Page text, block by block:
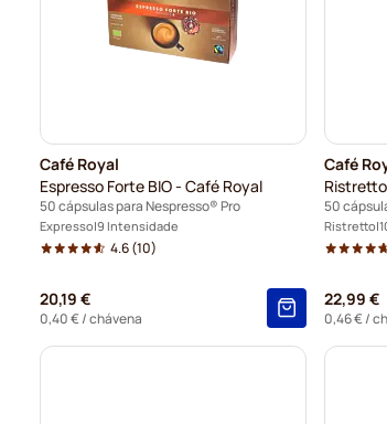
Café Royal
Espresso Forte BIO - Café Royal
50 cápsulas para Nespresso® Pro
Expresso 9 Intensidade
4.6(10)
20,19 €
0,40 €/ chávena
Café
50
Ristretto
22,99 €
0,46 €/